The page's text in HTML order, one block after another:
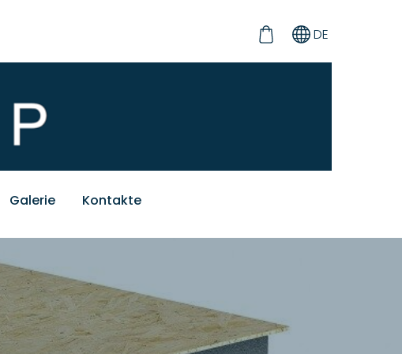
Galerie Kontakte
DE